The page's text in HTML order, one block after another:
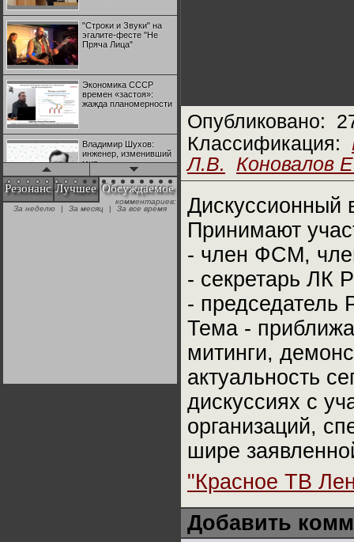
"Строки и Звуки" на
эгалите-фесте "Не
Пряча Лица"
Экономика СССР
времен «застоя»:
жажда планомерности
Владимир Шухов:
инженер, изменивший
мир
"Аркадий Коц" на
эгалите-фесте "Не
Резонанс Лучшее Обсуждаемое
комментариев:
За неделю
| За месяц | За все время
Опубликовано:
Классификация:
Л.В.
Коновалов
Принимают
- член ФСМ,
- секретарь ЛК
-
Тема -
митинги,
актуальность
дискуссиях с
организаций,
шире
"Красное ТВ
Добавить